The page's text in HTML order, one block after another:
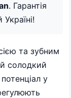
. Гарантія
та зубним
солодкий
у